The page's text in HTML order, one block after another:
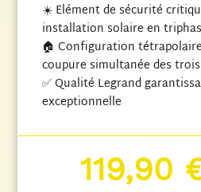
☀️ Elément de sécurité
installation solaire en
🏠 Configuration
coupure simultanée des
✅ Qualité Legrand
exceptionnelle
119,90